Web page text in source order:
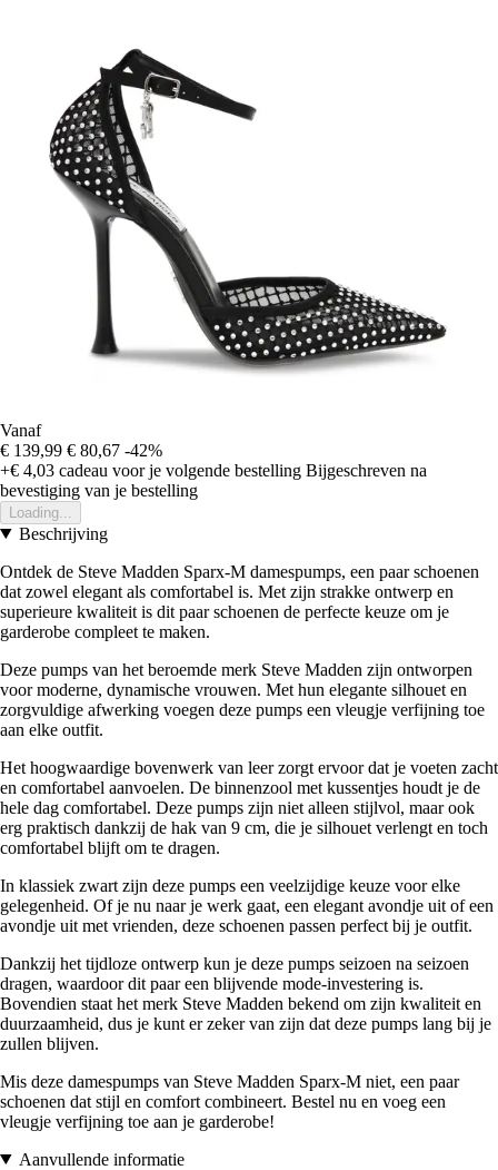
Vanaf
€ 139,99 € 80,67 -42%
+€ 4,03 cadeau voor je volgende bestelling Bijgeschreven na
bevestiging van je bestelling
Loading...
Beschrijving
Ontdek de Steve Madden Sparx-M damespumps, een paar schoenen
dat zowel elegant als comfortabel is. Met zijn strakke ontwerp en
superieure kwaliteit is dit paar schoenen de perfecte keuze om je
garderobe compleet te maken.
Deze pumps van het beroemde merk Steve Madden zijn ontworpen
voor moderne, dynamische vrouwen. Met hun elegante silhouet en
zorgvuldige afwerking voegen deze pumps een vleugje verfijning toe
aan elke outfit.
Het hoogwaardige bovenwerk van leer zorgt ervoor dat je voeten zacht
en comfortabel aanvoelen. De binnenzool met kussentjes houdt je de
hele dag comfortabel. Deze pumps zijn niet alleen stijlvol, maar ook
erg praktisch dankzij de hak van 9 cm, die je silhouet verlengt en toch
comfortabel blijft om te dragen.
In klassiek zwart zijn deze pumps een veelzijdige keuze voor elke
gelegenheid. Of je nu naar je werk gaat, een elegant avondje uit of een
avondje uit met vrienden, deze schoenen passen perfect bij je outfit.
Dankzij het tijdloze ontwerp kun je deze pumps seizoen na seizoen
dragen, waardoor dit paar een blijvende mode-investering is.
Bovendien staat het merk Steve Madden bekend om zijn kwaliteit en
duurzaamheid, dus je kunt er zeker van zijn dat deze pumps lang bij je
zullen blijven.
Mis deze damespumps van Steve Madden Sparx-M niet, een paar
schoenen dat stijl en comfort combineert. Bestel nu en voeg een
vleugje verfijning toe aan je garderobe!
Aanvullende informatie